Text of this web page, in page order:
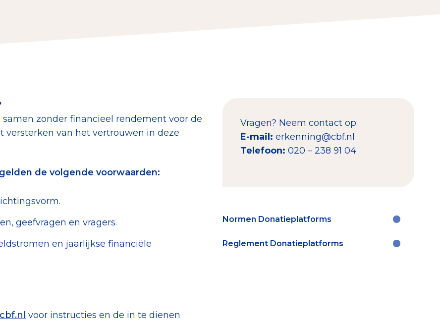
zonder financieel rendement voor de
versterken van het vertrouwen in deze
de volgende voorwaarden:
geefvragen en vragers.
en jaarlijkse financiële
voor instructies en de in te dienen
Vragen? Neem contact op:
E-mail:erkenning@cbf.nl
Telefoon:020 – 238 91 04
Normen Donatieplatforms
Reglement Donatieplatforms